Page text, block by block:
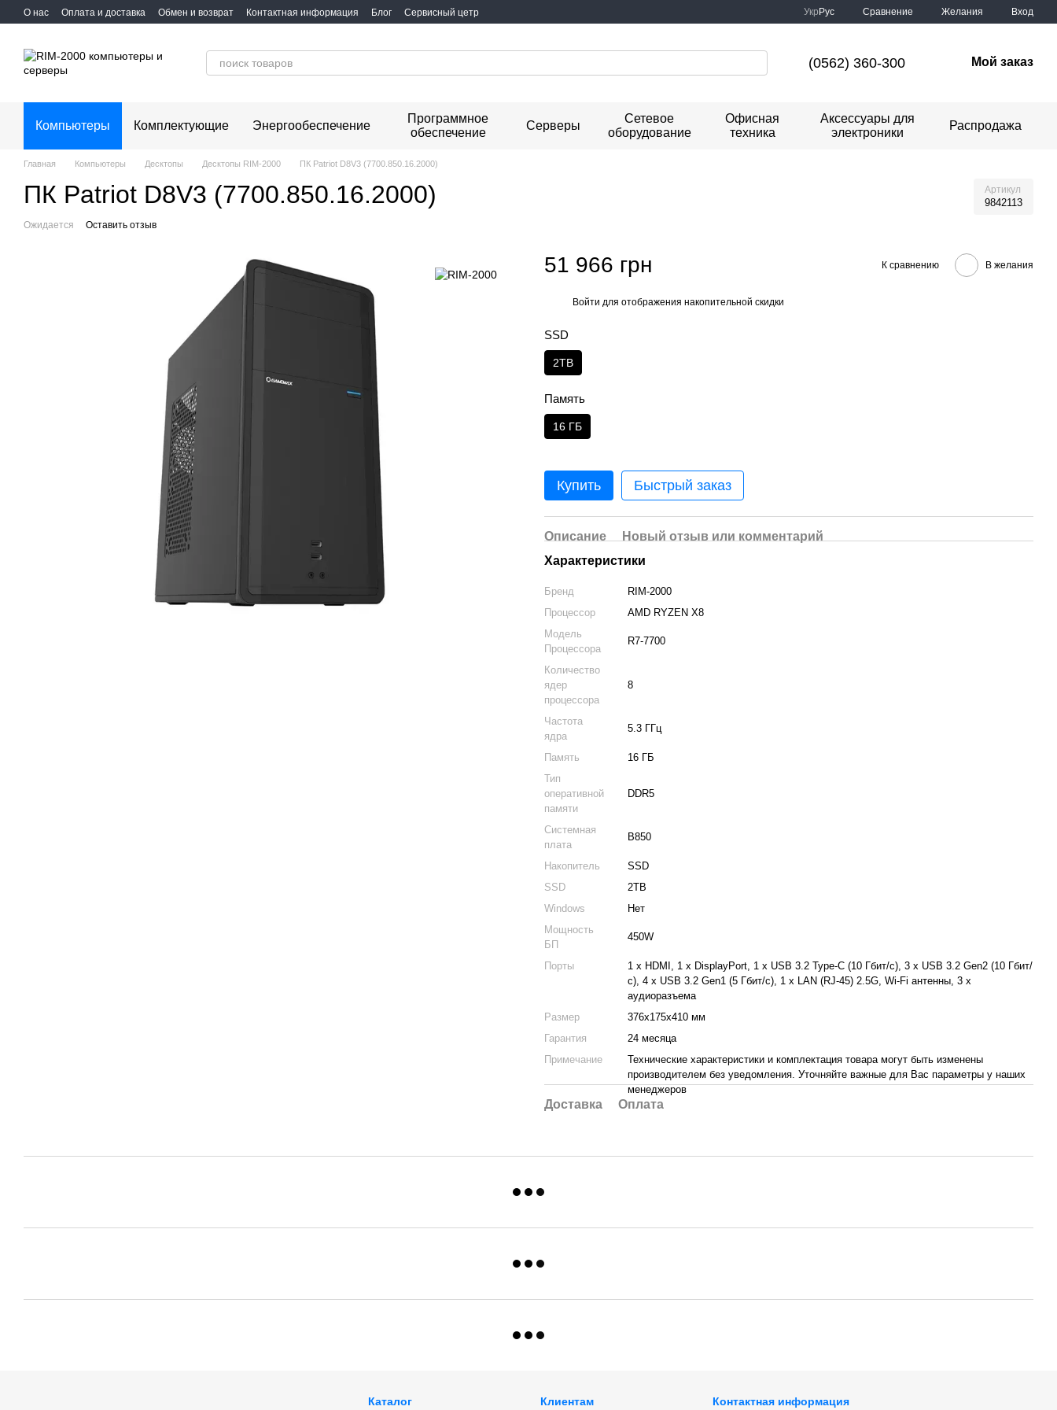
Перейти к основному контенту
О нас Оплата и доставка Обмен и возврат Контактная информация Блог Сервисный цетр Укр Рус Сравнение Желания Вход
(0562) 360-300 Мой заказ
Компьютеры Комплектующие Энергообеспечение
Программное
обеспечение
Серверы
Сетевое
оборудование
Офисная
техника
Аксессуары для
электроники
Распродажа
Главная Компьютеры Десктопы Десктопы RIM-2000 ПК Patriot D8V3 (7700.850.16.2000)
ПК Patriot D8V3 (7700.850.16.2000) Артикул
9842113
Ожидается Оставить отзыв
51 966 грн К сравнению В желания
Войти для отображения накопительной скидки
SSD
2TB
Память
16 ГБ
Купить Быстрый заказ
Описание
Новый отзыв или комментарий
Характеристики
Бренд
RIM-2000
Процессор
AMD RYZEN X8
Модель
Процессора
R7-7700
Количество
ядер
процессора
8
Частота
ядра
5.3 ГГц
Память
16 ГБ
Тип
оперативной
памяти
DDR5
Системная
плата
B850
Накопитель
SSD
SSD
2TB
Windows
Нет
Мощность
БП
450W
Порты
1 x HDMI, 1 x DisplayPort, 1 x USB 3.2 Type-C (10 Гбит/с), 3 x USB 3.2 Gen2 (10 Гбит/
с), 4 x USB 3.2 Gen1 (5 Гбит/с), 1 x LAN (RJ-45) 2.5G, Wi-Fi антенны, 3 х
аудиоразъема
Размер
376x175x410 мм
Гарантия
24 месяца
Примечание
Технические характеристики и комплектация товара могут быть изменены
производителем без уведомления. Уточняйте важные для Вас параметры у наших
менеджеров
Доставка Оплата
Каталог Клиентам Контактная информация